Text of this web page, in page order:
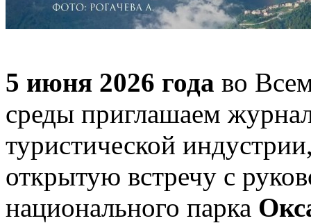
5 июня 2026 года во
среды приглашаем
туристической
открытую встречу с
национального парка